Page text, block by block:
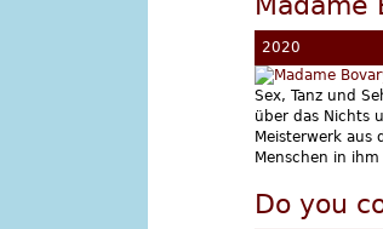
2020
Sex, Tanz und
über das Nichts
Meisterwerk aus
Menschen in
Do you